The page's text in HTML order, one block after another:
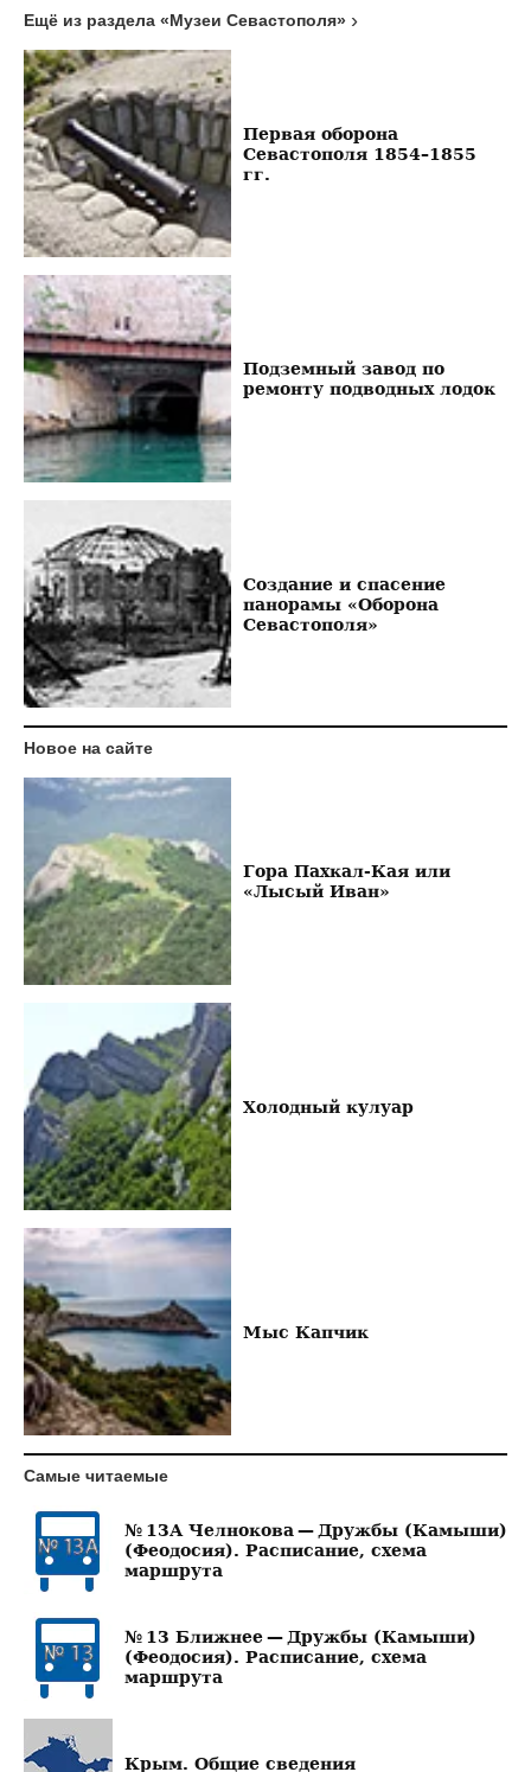
Ещё из раздела «Музеи Севастополя»
Первая оборона
Севастополя 1854–1855
гг.
Подземный завод по
ремонту подводных лодок
Создание и спасение
панорамы «Оборона
Севастополя»
Новое на сайте
Гора Пахкал-Кая или
«Лысый Иван»
Холодный кулуар
Мыс Капчик
Самые читаемые
№ 13А Челнокова — Дружбы (Камыши)
(Феодосия). Расписание, схема
маршрута
№ 13 Ближнее — Дружбы (Камыши)
(Феодосия). Расписание, схема
маршрута
Крым. Общие сведения